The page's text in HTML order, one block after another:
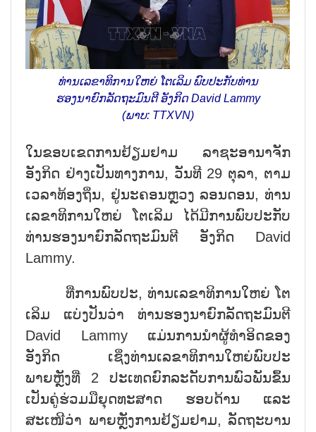
ທ່ານເລຂາທິການໃຫຍ່ ໂຕເລິມ ພົບປະກັບທ່ານ
ຮອງນາຍົກລັດຖະມົນຕີ ອັງກິດ David Lammy
(ພາບ: TTXVN)
ໃນຂອບເຂດການຢ້ຽມຢາມ ລາຊະອານາຈັກ
ອັງກິດ ຢ່າງເປັນທາງການ, ວັນທີ 29 ຕຸລາ, ຕາມ
ເວລາທ້ອງຖິ່ນ, ຢູ່ນະຄອນຫຼວງ ລອນດອນ, ທ່ານ
ເລຂາທິການໃຫຍ່ ໂຕເລິມ ໄດ້ມີການພົບປະກັບ
ທ່ານຮອງນາຍົກລັດຖະມົນຕີ ອັງກິດ David
Lammy.
ທີ່ການພົບປະ, ທ່ານເລຂາທິການໃຫຍ່ ໂຕ
ເລິມ ແບ່ງປັນວ່າ ທ່ານຮອງນາຍົກລັດຖະມົນຕີ
David Lammy ແມ່ນການນຳຜູ້ທຳອິດຂອງ
ອັງກິດ ເຊິ່ງທ່ານເລຂາທິການໃຫຍ່ພົບປະ
ພາຍຫຼັງທີ່ 2 ປະເທດຍົກລະດັບການພົວພັນຂຶ້ນ
ເປັນຄູ່ຮ່ວມມືຍຸດທະສາດ ຮອບດ້ານ ແລະ
ສະເໜີວ່າ ພາຍຫຼັງການຢ້ຽມຢາມ, ລັດຖະບານ